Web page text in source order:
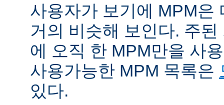
사용자가 보기에 MPM은
거의 비슷해 보인다. 주
에 오직 한 MPM만을 사
사용가능한 MPM 목록은
있다.